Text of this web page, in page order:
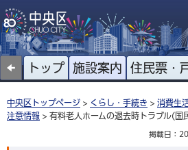
トップ 施設案内 住民票・
中央区トップページ > くらし・手続き > 消費生
注意情報 > 有料老人ホームの退去時トラブル(国
掲載日：